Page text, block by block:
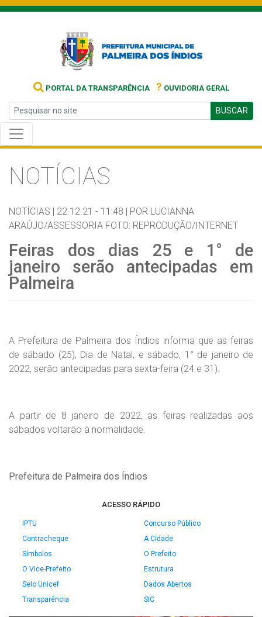
PORTAL DA TRANSPARÊNCIA ? OUVIDORIA GERAL
BUSCAR
NOTÍCIAS
NOTÍCIAS | 22.12.21 - 11:48 | POR LUCIANNA
ARAÚJO/ASSESSORIA FOTO: REPRODUÇÃO/INTERNET
Feiras dos dias 25 e 1° de
janeiro serão antecipadas em
Palmeira
A Prefeitura de Palmeira dos Índios informa que as feiras
de sábado (25), Dia de Natal, e sábado, 1° de janeiro de
2022, serão antecipadas para sexta-feira (24 e 31).
A partir de 8 janeiro de 2022, as feiras realizadas aos
sábados voltarão à normalidade.
Prefeitura de Palmeira dos Índios
ACESSO RÁPIDO
IPTU
Concurso Público
Contracheque
A Cidade
Símbolos
O Prefeito
O Vice-Prefeito
Estrutura
Selo Unicef
Dados Abertos
Transparência
SIC